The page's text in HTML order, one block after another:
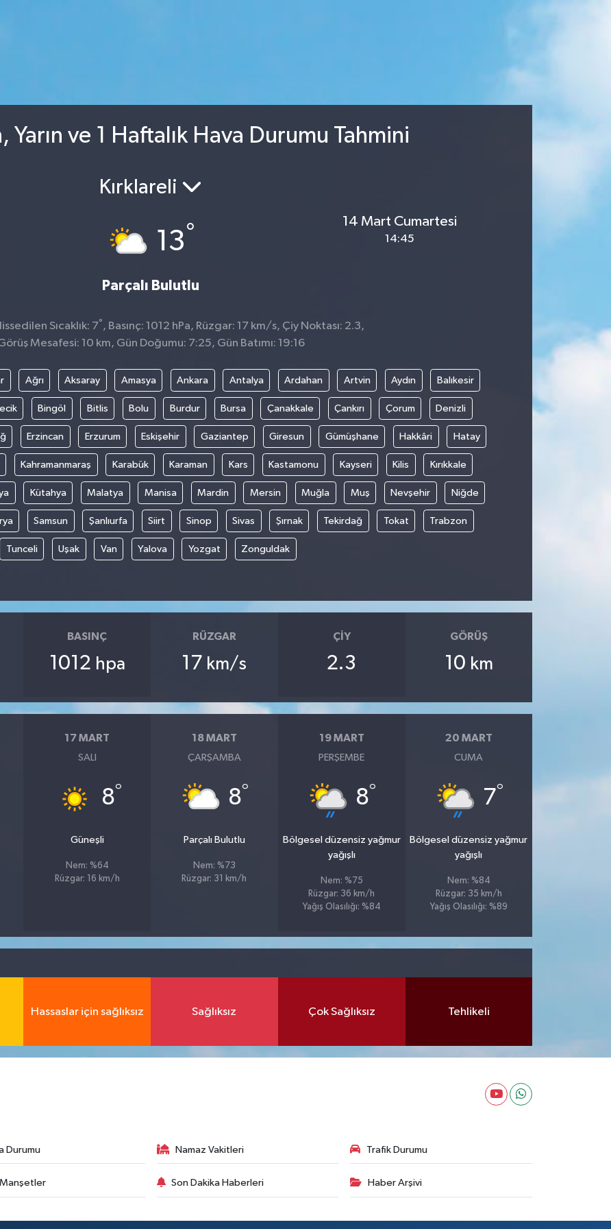
Yarın ve 1 Haftalık Hava Durumu Tahmini
Kırklareli
13°
Parçalı Bulutlu
14 Mart Cumartesi
14:45
Sıcaklık: 7° , Basınç: 1012 hPa, Rüzgar: 17 km/s, Çiy Noktası: 2.3,
Mesafesi: 10 km, Gün Doğumu: 7:25, Gün Batımı: 19:16
Ağrı Aksaray Amasya Ankara Antalya Ardahan Artvin Aydın Balıkesir
Bingöl Bitlis Bolu Burdur Bursa Çanakkale Çankırı Çorum Denizli
Erzincan Erzurum Eskişehir Gaziantep Giresun Gümüşhane Hakkâri Hatay
Kahramanmaraş Karabük Karaman Kars Kastamonu Kayseri Kilis Kırıkkale
Kütahya Malatya Manisa Mardin Mersin Muğla Muş Nevşehir Niğde
Samsun Şanlıurfa Siirt Sinop Sivas Şırnak Tekirdağ Tokat Trabzon
Tunceli Uşak Van Yalova Yozgat Zonguldak
BASINÇ
1012 hpa
RÜZGAR
17 km/s
ÇIY
2.3
GÖRÜŞ
10 km
17 MART
SALI
8°
Güneşli
Nem: %64
Rüzgar: 16 km/h
18 MART
ÇARŞAMBA
8°
Parçalı Bulutlu
Nem: %73
Rüzgar: 31 km/h
19 MART
PERŞEMBE
8°
Bölgesel düzensiz yağmur
yağışlı
Nem: %75
Rüzgar: 36 km/h
Yağış Olasılığı: %84
20 MART
CUMA
7°
Bölgesel düzensiz yağmur
yağışlı
Nem: %84
Rüzgar: 35 km/h
Yağış Olasılığı: %89
Hassaslar için sağlıksız Sağlıksız Çok Sağlıksız Tehlikeli
Durumu Namaz Vakitleri Trafik Durumu
Manşetler Son Dakika Haberleri Haber Arşivi